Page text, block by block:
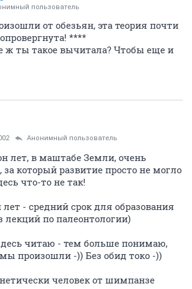
пользователь
от обезьян, эта теория почти
****
ж ты такое вычитала? Чтобы еще и
Анонимный пользователь
лет, в маштабе Земли, очень
который развитие просто не могло
что-то не так!
- средний срок для образования
лекций по палеонтологии)
читаю - тем больше понимаю,
произошли -)) Без обид токо -))
человек от шимпанзе